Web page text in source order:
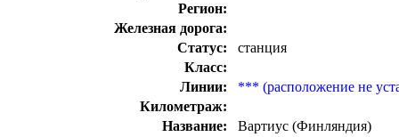
Регион:
Железная дорога:
Статус:
станция
Класс:
Линии:
*** (расположение не
Километраж:
Название:
Вартиус (Финляндия)